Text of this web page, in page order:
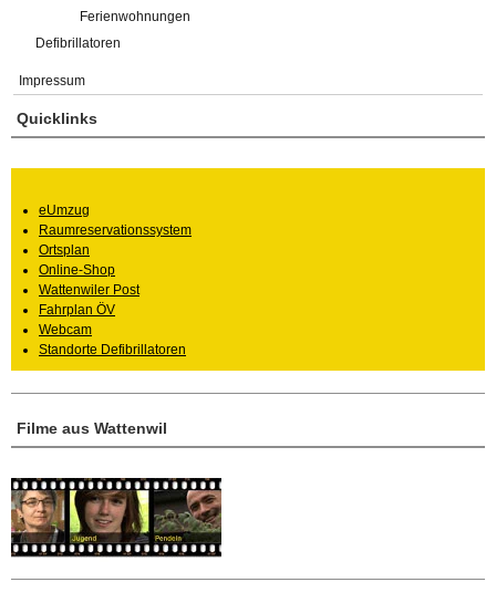
Ferienwohnungen
Defibrillatoren
Impressum
Filme aus Wattenwil
Quicklinks
eUmzug
Raumreservationssystem
Ortsplan
Online-Shop
Wattenwiler Post
Fahrplan ÖV
Webcam
Standorte Defibrillatoren